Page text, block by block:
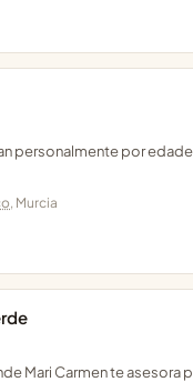
personalmente por
, Murcia
Mari Carmen te